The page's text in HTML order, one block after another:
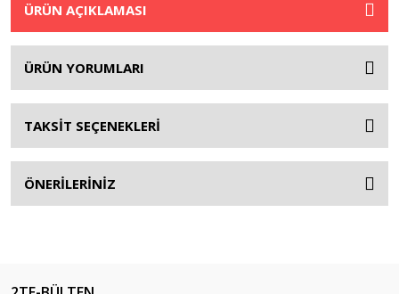
ÜRÜN AÇIKLAMASI
ÜRÜN YORUMLARI
TAKSİT SEÇENEKLERİ
ÖNERİLERİNİZ